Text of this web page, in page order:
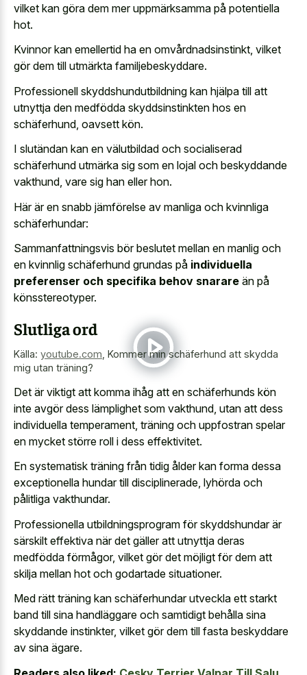
vilket kan göra dem mer uppmärksamma på potentiella
hot.
Kvinnor kan emellertid ha en omvårdnadsinstinkt, vilket
gör dem till utmärkta familjebeskyddare.
Professionell skyddshundutbildning kan hjälpa till att
utnyttja den medfödda skyddsinstinkten hos en
schäferhund, oavsett kön.
I slutändan kan en välutbildad och socialiserad
schäferhund utmärka sig som en lojal och beskyddande
vakthund, vare sig han eller hon.
Här är en snabb jämförelse av manliga och kvinnliga
schäferhundar:
Sammanfattningsvis bör beslutet mellan en manlig och
en kvinnlig schäferhund grundas på individuella
preferenser och specifika behov snarare än på
könsstereotyper.
Slutliga ord
Källa: youtube.com Kommer min schäferhund att skydda
mig utan träning?
Det är viktigt att komma ihåg att en schäferhunds kön
inte avgör dess lämplighet som vakthund, utan att dess
individuella temperament, träning och uppfostran spelar
en mycket större roll i dess effektivitet.
En systematisk träning från tidig ålder kan forma dessa
exceptionella hundar till disciplinerade, lyhörda och
pålitliga vakthundar.
Professionella utbildningsprogram för skyddshundar är
särskilt effektiva när det gäller att utnyttja deras
medfödda förmågor, vilket gör det möjligt för dem att
skilja mellan hot och godartade situationer.
Med rätt träning kan schäferhundar utveckla ett starkt
band till sina handläggare och samtidigt behålla sina
skyddande instinkter, vilket gör dem till fasta beskyddare
av sina ägare.